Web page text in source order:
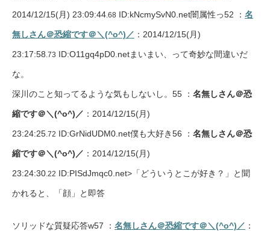
2014/12/15(月) 23:09:44 .68 ID:kNcmySvN0.net闇属性っ52 ： 名
無しさん＠恐縮です＠＼(^o^)／ ：2014/12/15(月)
23:17:58 .73 ID:O11gq4pD0.netまいまい、って奇妙な間違いだ
な。
深川のこと知ってるような気もしないし。55 ： 名無しさん＠恐
縮です＠＼(^o^)／ ：2014/12/15(月)
23:24:25 .72 ID:GrNidUDM0.net僕も大好き56 ： 名無しさん＠恐
縮です＠＼(^o^)／ ：2014/12/15(月)
23:24:30 .22 ID:PISdJmqc0.net>「どういうとこが好き？」と聞
かれると、「顔」と即答
ソリッドな質疑応答w57 ： 名無しさん＠恐縮です＠＼(^o^)／ ：